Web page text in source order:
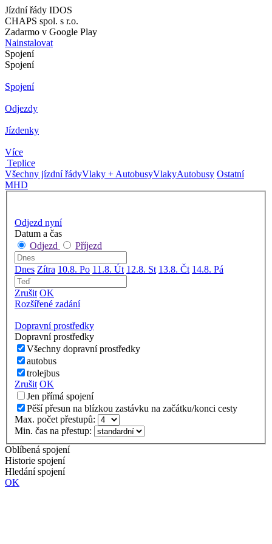
Jízdní řády IDOS
CHAPS spol. s r.o.
Zadarmo v Google Play
Nainstalovat
Spojení
Spojení
Spojení
Odjezdy
Jízdenky
Více
Teplice
Všechny jízdní řádyVlaky + AutobusyVlakyAutobusy Ostatní
MHD
Odjezd nyní
Datum a čas
Odjezd
Příjezd
Dnes Zítra 10.8. Po 11.8. Út 12.8. St 13.8. Čt 14.8. Pá
Zrušit OK
Rozšířené zadání
Dopravní prostředky
Dopravní prostředky
Všechny dopravní prostředky
autobus
trolejbus
Zrušit OK
Jen přímá spojení
Pěší přesun na blízkou zastávku na začátku/konci cesty
Max. počet přestupů:
Min. čas na přestup:
Oblíbená spojení
Historie spojení
Hledání spojení
OK